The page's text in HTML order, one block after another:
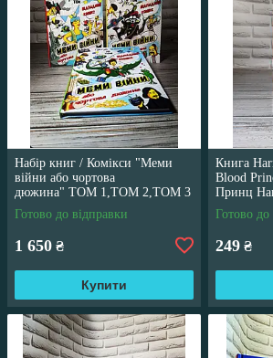
Набір книг / Комікси "Меми
війни або чортова
дюжина" ТОМ 1,ТОМ 2,ТОМ 3
Трегуб Ганна
Готово до відправки
1 650 ₴
Купити
Книга
Blood
Принц
Готово до
249 ₴